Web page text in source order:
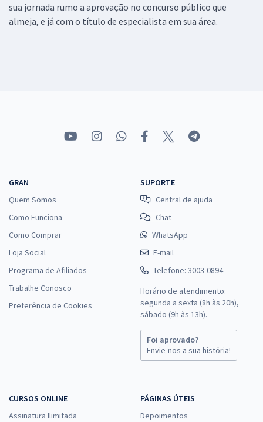
sua jornada rumo a aprovação no concurso público que
almeja, e já com o título de especialista em sua área.
GRAN
Quem Somos
Como Funciona
Como Comprar
Loja Social
Programa de Afiliados
Trabalhe Conosco
Preferência de Cookies
SUPORTE
Central de ajuda
Chat
WhatsApp
E-mail
Telefone: 3003-0894
Horário de atendimento:
segunda a sexta (8h às 20h),
sábado (9h às 13h).
Foi aprovado?
Envie-nos a sua história!
CURSOS ONLINE
Assinatura Ilimitada
PÁGINAS ÚTEIS
Depoimentos